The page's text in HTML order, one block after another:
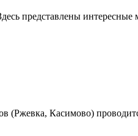
представлены интересные
Касимово)